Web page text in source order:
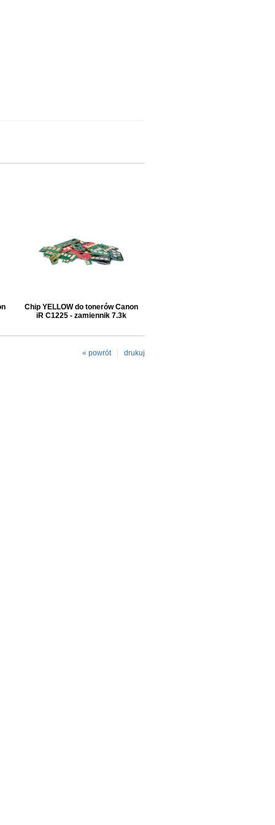
Chip YELLOW do tonerów Canon
iR C1225 - zamiennik 7.3k
drukuj
« powrót